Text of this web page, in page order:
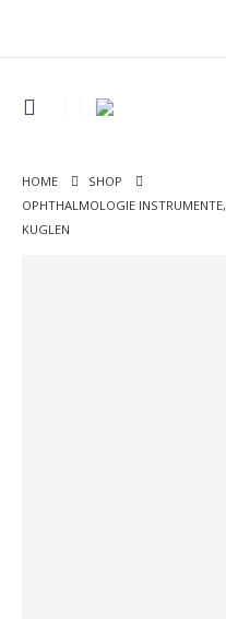
HOME
SHOP
OPHTHALMOLOGIE INSTRUMENTE,
KUGLEN